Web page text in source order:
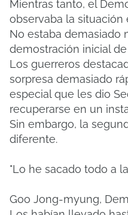
Mientras tanto, el
observaba la situación
No estaba demasiado
demostración inicial
Los guerreros
sorpresa demasiado
especial que les dio
recuperarse en un
Sin embargo, la
diferente.
"Lo he sacado todo a la
Goo Jong-myung,